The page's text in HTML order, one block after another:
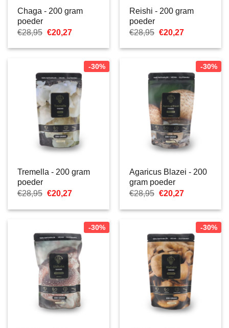
Chaga - 200 gram
poeder
€28,95 Oorspronkelijke
was:
€20,27Huidige
is:
Reishi - 200 gram
poeder
€28,95 Oorspronkelijke
was:
€20,27Huidige
is:
-30%
Tremella - 200 gram
poeder
€28,95 Oorspronkelijke
was:
€20,27Huidige
is:
-30%
Agaricus Blazei - 200
gram poeder
€28,95 Oorspronkelijke
was:
€20,27Huidige
is:
-30% -30%